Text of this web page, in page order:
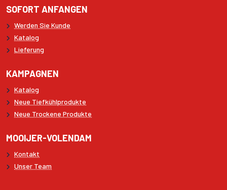
SOFORT ANFANGEN
Werden Sie Kunde
Katalog
Lieferung
KAMPAGNEN
Katalog
Neue Tiefkühlprodukte
Neue Trockene Produkte
MOOIJER-VOLENDAM
Kontakt
Unser Team